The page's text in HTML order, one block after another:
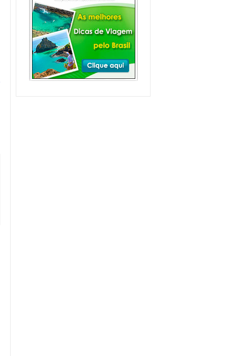
Garopaba e Região com
Crianças
Garopaba é um município de Santa
Catarina a 80 quilômetro...
Veja mais...
Litoral de Santa Catarina